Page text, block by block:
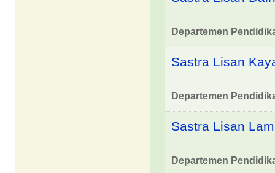
Departemen
Sastra Lisan
Departemen
Sastra Lisan
Departemen